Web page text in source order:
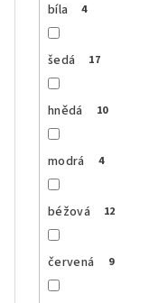
bíla 4
šedá 17
hnědá 10
modrá 4
béžová 12
červená 9